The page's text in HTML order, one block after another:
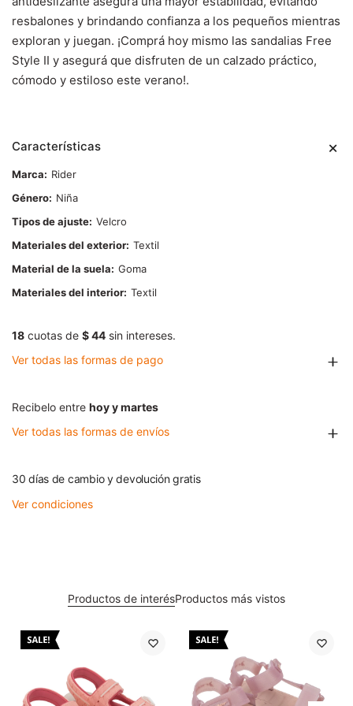
resbalones y brindando confianza a los pequeños mientras
exploran y juegan. ¡Comprá hoy mismo las sandalias Free
Style II y asegurá que disfruten de un calzado práctico,
cómodo y estiloso este verano!.
Características
Marca
Rider
Género
Niña
Tipos de ajuste Velcro
Materiales del exterior Textil
Material de la suela
Goma
Materiales del interior Textil
18 cuotas de $ 44 sin intereses.
Ver todas las formas de pago
Recibelo entre hoy y martes
Ver todas las formas de envíos
30 días de cambio y devolución gratis
Ver condiciones
Productos de interésProductos más vistos